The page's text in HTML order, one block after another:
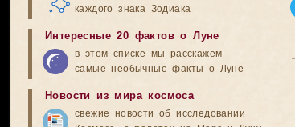
каждого знака Зодиака
Интересные 20 фактов о Луне
в этом списке мы расскажем
самые необычные факты о Луне
Новости из мира космоса
свежие новости об исследовании